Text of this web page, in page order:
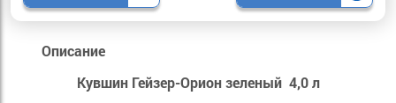
Описание
Кувшин Гейзер-Орион зеленый 4,0 л